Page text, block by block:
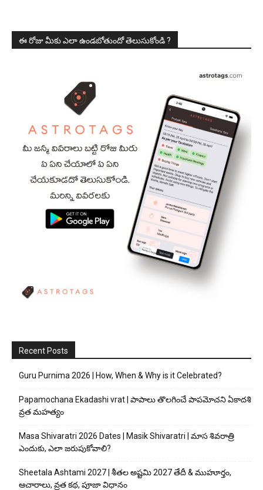
ఈ రోజు మీకు ఎలా ఉండబోతుందో తెలుసుకోండి ?
Recent Posts
Guru Purnima 2026 | How, When & Why is it Celebrated?
Papamochana Ekadashi vrat | పాపాలు తొలగించే పాపమోచని ఏకాదశి
వ్రత మహత్యం
Masa Shivaratri 2026 Dates | Masik Shivaratri | మాస శివరాత్రి
ఎందుకు, ఎలా జరుపుకోవాలి?
Sheetala Ashtami 2027 | శీతల అష్టమి 2027 తేదీ & ముహూర్తం,
ఆచారాలు, వ్రత కథ, పూజా విధానం